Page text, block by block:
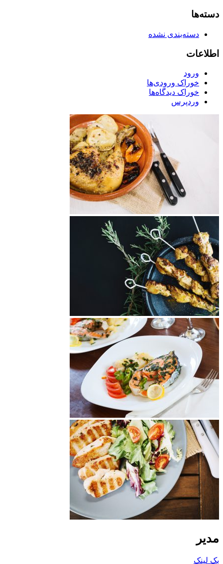
دسته‌ها
دسته‌بندی نشده
اطلاعات
ورود
خوراک ورودی‌ها
خوراک دیدگاه‌ها
وردپرس
مدیر
بک لینک